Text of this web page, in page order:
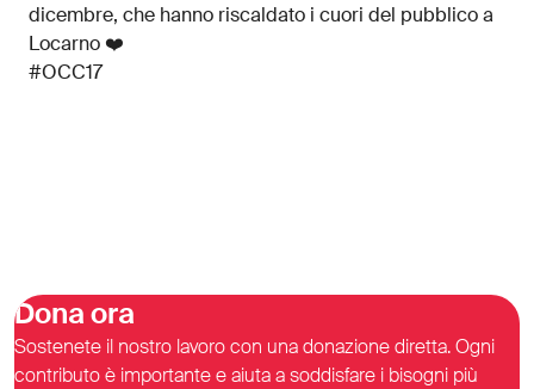
dicembre, che hanno riscaldato i cuori del pubblico a
Locarno ❤️
#OCC17
Dona ora
Sostenete il nostro lavoro con una donazione diretta. Ogni
contributo è importante e aiuta a soddisfare i bisogni più